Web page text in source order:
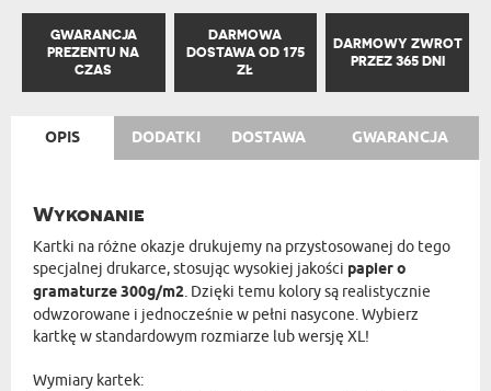
GWARANCJA
PREZENTU NA
CZAS
DARMOWA
DOSTAWA OD 175
ZŁ
DARMOWY ZWROT
PRZEZ 365 DNI
OPIS DODATKI DOSTAWA GWARANCJA
Wykonanie
Kartki na różne okazje drukujemy na przystosowanej do tego
specjalnej drukarce, stosując wysokiej jakości papier o
gramaturze 300g/m2. Dzięki temu kolory są realistycznie
odwzorowane i jednocześnie w pełni nasycone. Wybierz
kartkę w standardowym rozmiarze lub wersję XL!
Wymiary kartek: